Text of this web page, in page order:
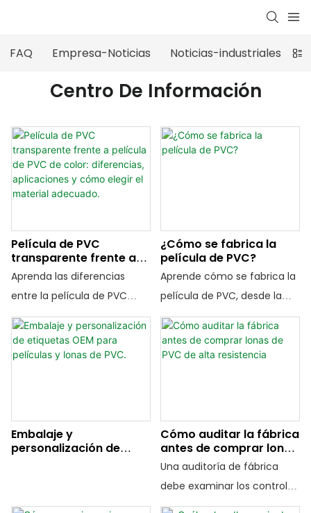
FAQ Empresa-Noticias Noticias-industriales
Centro De Información
Película de PVC
transparente frente a
película de PVC de
color: diferencias,
aplicaciones y cómo
elegir el material
adecuado.
Aprenda las diferencias
entre la película de PVC
transparente y la película de
PVC de color, incluyendo el
proceso de fabricación, las
PVC adecuado.
¿Cómo se fabrica la
película de PVC?
Aprende cómo se fabrica la
película de PVC, desde la
materia prima hasta los
rollos terminados. Esta guía
completa explica el proceso
fabricante confiable de
película de PVC.
Embalaje y
personalización de
Cómo auditar la fábrica
antes de comprar lonas
de PVC de alta
Una auditoría de fábrica
debe examinar los controles
que respaldan la muestra